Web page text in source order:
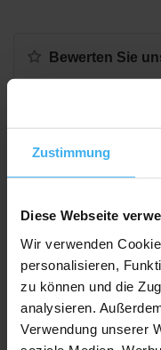
Zustimmung
Diese Webseite
Wir verwenden
personalisieren,
zu können und die
analysieren.
Verwendung unserer
Bewerten Sie